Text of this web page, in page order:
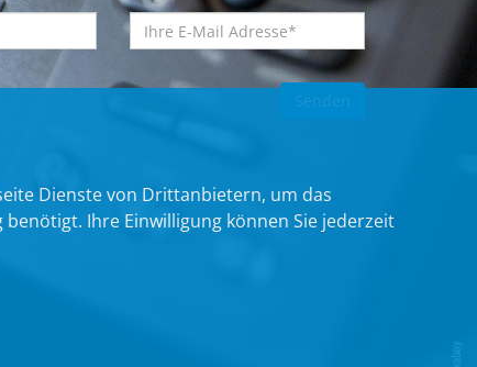
Dienste von Drittanbietern, um das
Ihre Einwilligung können Sie jederzeit